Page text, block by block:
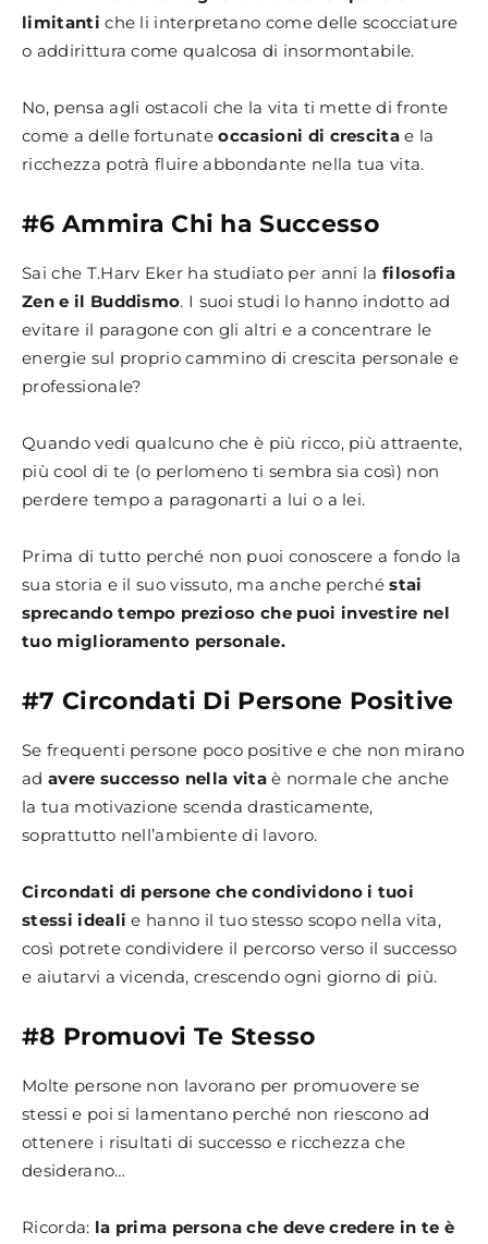
limitanti che li interpretano come delle scocciature
o addirittura come qualcosa di insormontabile.
No, pensa agli ostacoli che la vita ti mette di fronte
come a delle fortunateoccasioni di crescita e la
ricchezza potrà fluire abbondante nella tua vita.
#6 Ammira Chi ha Successo
Sai che T.Harv Eker ha studiato per anni lafilosofia
Zen e il Buddismo. I suoi studi lo hanno indotto ad
evitare il paragone con gli altri e a concentrare le
energie sul proprio cammino di crescita personale e
professionale?
Quando vedi qualcuno che è più ricco, più attraente,
più cool di te (o perlomeno ti sembra sia così) non
perdere tempo a paragonarti a lui o a lei.
Prima di tutto perché non puoi conoscere a fondo la
sua storia e il suo vissuto, ma anche perchéstai
sprecando tempo prezioso che puoi investire nel
tuo miglioramento personale.
#7 Circondati Di Persone Positive
Se frequenti persone poco positive e che non mirano
ad avere successo nella vitaè normale che anche
la tua motivazione scenda drasticamente,
soprattutto nell’ambiente di lavoro.
Circondati di persone che condividono i tuoi
stessi ideali e hanno il tuo stesso scopo nella vita,
così potrete condividere il percorso verso il successo
e aiutarvi a vicenda, crescendo ogni giorno di più.
#8 Promuovi Te Stesso
Molte persone non lavorano per promuovere se
stessi e poi si lamentano perché non riescono ad
ottenere i risultati di successo e ricchezza che
desiderano…
Ricorda: la prima persona che deve credere in te è